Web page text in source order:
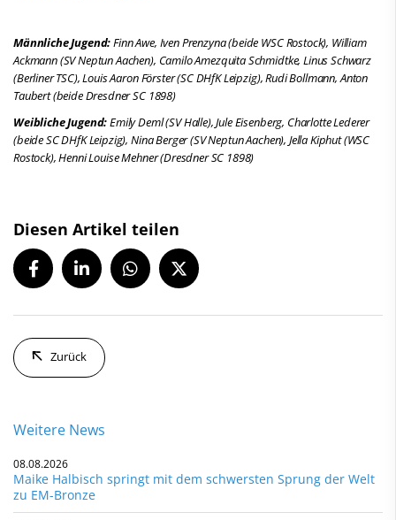
Männliche Jugend:Finn Awe, Iven Prenzyna (beide WSC Rostock), William
Ackmann (SV Neptun Aachen), Camilo Amezquita Schmidtke, Linus Schwarz
(Berliner TSC),Louis Aaron Förster (SC DHfK Leipzig),Rudi Bollmann, Anton
Taubert (beide Dresdner SC 1898)
Weibliche Jugend:Emily Deml (SV Halle), Jule Eisenberg, Charlotte Lederer
(beide SC DHfK Leipzig), Nina Berger (SV Neptun Aachen), Jella Kiphut (WSC
Rostock), Henni Louise Mehner (Dresdner SC 1898)
Diesen Artikel teilen
Zurück
Weitere News
08.08.2026
Maike Halbisch springt mit dem schwersten Sprung der Welt
zu EM-Bronze